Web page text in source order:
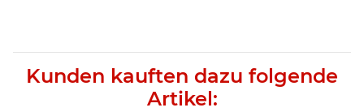
Kunden kauften dazu folgende
Artikel: